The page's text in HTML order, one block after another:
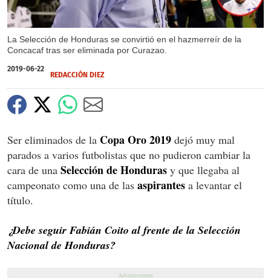
La Selección de Honduras se convirtió en el hazmerreír de la
Concacaf tras ser eliminada por Curazao.
2019-06-22
REDACCIÓN DIEZ
Ser eliminados de la Copa Oro 2019 dejó muy mal
parados a varios futbolistas que no pudieron cambiar la
cara de una Selección de Honduras y que llegaba al
campeonato como una de las aspirantes a levantar el
título.
¿Debe seguir Fabián Coito al frente de la Selección
Nacional de Honduras?